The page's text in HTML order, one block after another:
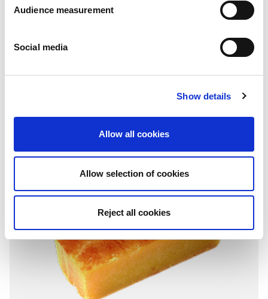
Audience measurement
Social media
Show details
Allow all cookies
Allow selection of cookies
Reject all cookies
Pillowbag: 230g - 280g - 325g